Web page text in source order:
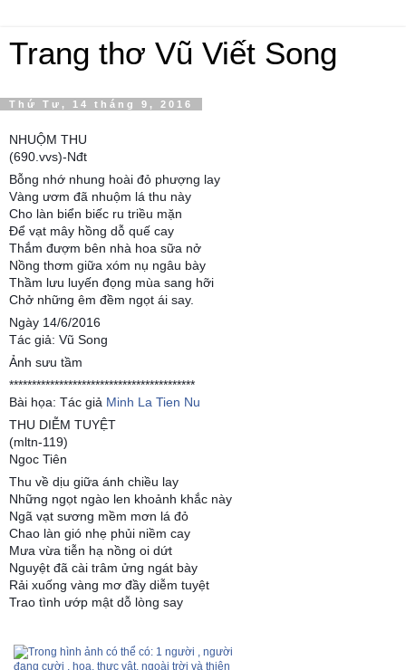
Trang thơ Vũ Viết Song
Thứ Tư, 14 tháng 9, 2016
NHUỘM THU
(690.vvs)-Nđt
Bỗng nhớ nhung hoài đỏ phượng lay
Vàng ươm đã nhuộm lá thu này
Cho làn biển biếc ru triều mặn
Để vạt mây hồng dỗ quế cay
Thắm đượm bên nhà hoa sữa nở
Nồng thơm giữa xóm nụ ngâu bày
Thầm lưu luyến đọng mùa sang hỡi
Chở những êm đềm ngọt ái say.
Ngày 14/6/2016
Tác giả: Vũ Song
Ảnh sưu tầm
*****************************************
Bài họa: Tác giả Minh La Tien Nu
THU DIỄM TUYỆT
(mltn-119)
Ngoc Tiên
Thu về dịu giữa ánh chiều lay
Những ngọt ngào len khoảnh khắc này
Ngã vạt sương mềm mơn lá đỏ
Chao làn gió nhẹ phủi niềm cay
Mưa vừa tiễn hạ nồng oi dứt
Nguyệt đã cài trâm ửng ngát bày
Rải xuống vàng mơ đầy diễm tuyệt
Trao tình ướp mật dỗ lòng say